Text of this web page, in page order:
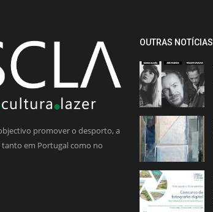
promover o desporto, a
em Portugal como no
OUTRAS NOTÍCIAS